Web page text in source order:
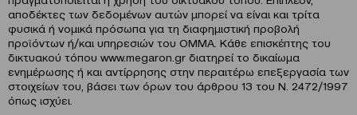
αποδέκτες των δεδομένων αυτών μπορεί να είναι και τρίτα
φυσικά ή νομικά πρόσωπα για τη διαφημιστική προβολή
προϊόντων ή/και υπηρεσιών του ΟΜΜΑ. Κάθε επισκέπτης του
δικτυακού τόπου www.megaron.gr διατηρεί το δικαίωμα
ενημέρωσης ή και αντίρρησης στην περαιτέρω επεξεργασία των
στοιχείων του, βάσει των όρων του άρθρου 13 του Ν. 2472/1997
όπως ισχύει.